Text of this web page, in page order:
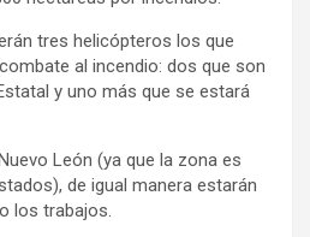
tres helicópteros los que
al incendio: dos que son
y uno más que se estará
León (ya que la zona es
de igual manera estarán
los trabajos.